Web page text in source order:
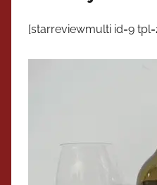
[starreviewmulti id=9